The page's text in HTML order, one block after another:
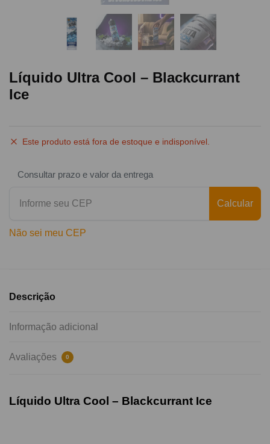
Líquido Ultra Cool – Blackcurrant
Ice
Este produto está fora de estoque e indisponível.
Consultar prazo e valor da entrega
Calcular
Não sei meu CEP
Descrição
Informação adicional
Avaliações 0
Líquido Ultra Cool – Blackcurrant Ice